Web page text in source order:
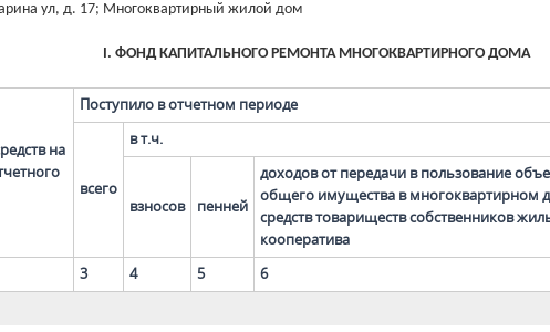
ул, д. 17; Многоквартирный жилой дом
I. ФОНД КАПИТАЛЬНОГО РЕМОНТА МНОГОКВАРТИРНОГО ДОМА
на
Поступило в отчетном периоде
всего
в т.ч.
взносов пенней
доходов от передачи в пользование
общего имущества в многоквартирном
средств товариществ собственников
кооператива
3 4 5 6